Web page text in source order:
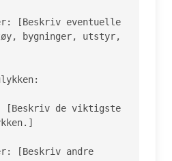
[Beskriv eventuelle
bygninger, utstyr,
[Beskriv de viktigste
[Beskriv andre